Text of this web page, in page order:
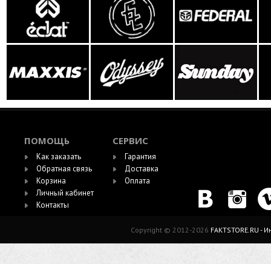
ПОМОЩЬ
Как заказать
Обратная связь
Корзина
Личный кабинет
Контакты
СЕРВИС
Гарантия
Доставка
Оплата
Copyright © 2012-2026 FAKTSTORE.RU